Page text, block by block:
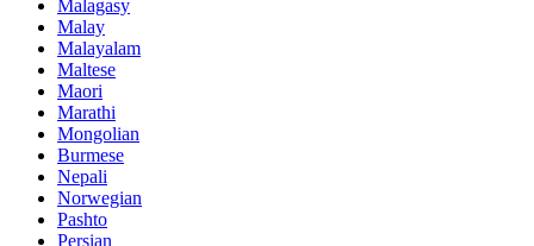
Malagasy
Malay
Malayalam
Maltese
Maori
Marathi
Mongolian
Burmese
Nepali
Norwegian
Pashto
Persian